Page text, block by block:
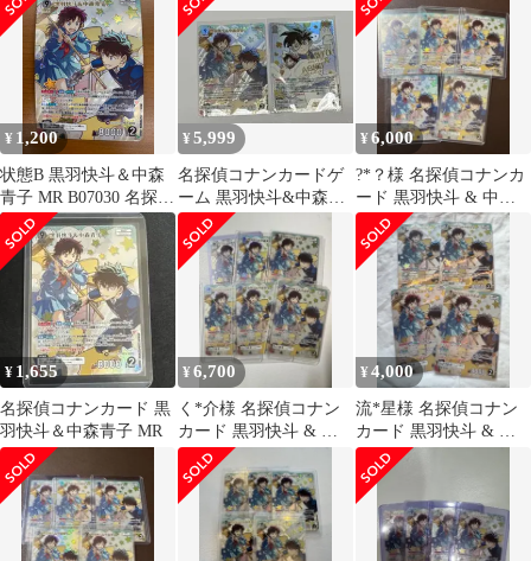
¥ 1,200
状態B 黒羽快斗＆中森
青子 MR B07030 名探偵
コナンカード
¥5,999
名探偵コナンカードゲ
ーム 黒羽快斗&中森青
子 MR
¥6,000
?*？様 名探偵コナンカ
ード 黒羽快斗 & 中森
青子 MR 5枚
¥ 1,655
名探偵コナンカード 黒
羽快斗＆中森青子 MR
¥6,700
く*介様 名探偵コナン
カード 黒羽快斗 & 中
森青子 MR 6枚
¥4,000
流*星様 名探偵コナン
カード 黒羽快斗 & 中
森青子 MR 4枚